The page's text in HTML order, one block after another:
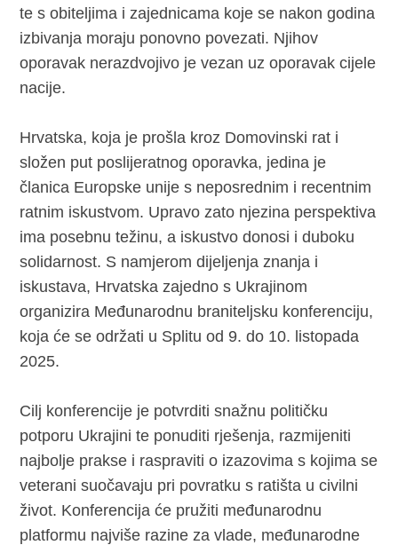
te s obiteljima i zajednicama koje se nakon godina
izbivanja moraju ponovno povezati. Njihov
oporavak nerazdvojivo je vezan uz oporavak cijele
nacije.
Hrvatska, koja je prošla kroz Domovinski rat i
složen put poslijeratnog oporavka, jedina je
članica Europske unije s neposrednim i recentnim
ratnim iskustvom. Upravo zato njezina perspektiva
ima posebnu težinu, a iskustvo donosi i duboku
solidarnost. S namjerom dijeljenja znanja i
iskustava, Hrvatska zajedno s Ukrajinom
organizira Međunarodnu braniteljsku konferenciju,
koja će se održati u Splitu od 9. do 10. listopada
2025.
Cilj konferencije je potvrditi snažnu političku
potporu Ukrajini te ponuditi rješenja, razmijeniti
najbolje prakse i raspraviti o izazovima s kojima se
veterani suočavaju pri povratku s ratišta u civilni
život. Konferencija će pružiti međunarodnu
platformu najviše razine za vlade, međunarodne